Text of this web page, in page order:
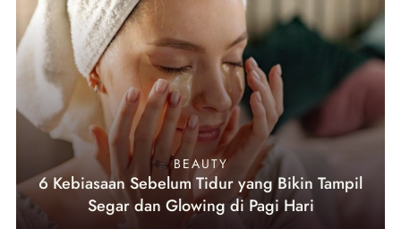
BEAUTY
6 Kebiasaan Sebelum Tidur yang Bikin Tampil
Segar dan Glowing di Pagi Hari